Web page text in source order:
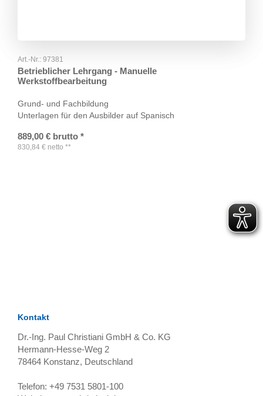
Art.-Nr.: 97381
Betrieblicher Lehrgang - Manuelle
Werkstoffbearbeitung
Grund- und Fachbildung
Unterlagen für den Ausbilder auf Spanisch
889,00 € brutto *
830,84 € netto **
Kontakt
Dr.-Ing. Paul Christiani GmbH & Co. KG
Hermann-Hesse-Weg 2
78464 Konstanz, Deutschland
Telefon: +49 7531 5801-100